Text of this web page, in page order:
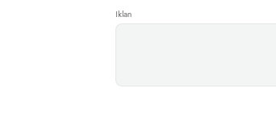
Iklan